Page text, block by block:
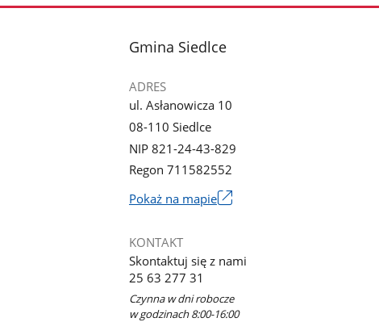
stopka
Gmina Siedlce
ADRES
ul. Asłanowicza 10
08-110 Siedlce
NIP 821-24-43-829
Regon 711582552
Pokaż na mapieLink
nowym
KONTAKT
Skontaktuj się z nami
25 63 277 31
Czynna w dni robocze
w godzinach 8:00-16:00